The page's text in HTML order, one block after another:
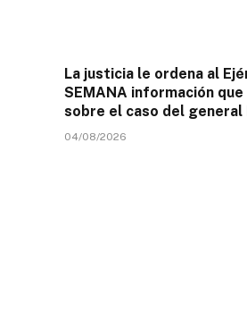
La justicia le ordena al
SEMANA información
sobre el caso del general
04/08/2026